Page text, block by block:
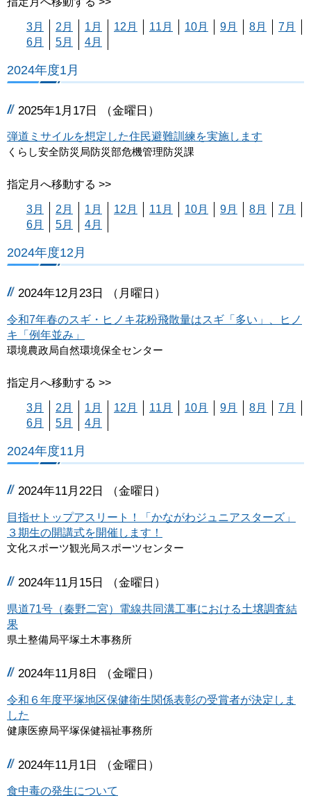
3月 2月 1月 12月 11月 10月 9月 8月
7月
6月
5月 4月
2024年度1月
2025年1月17日 （金曜日）
弾道ミサイルを想定した住民避難訓練を実施します
くらし安全防災局防災部危機管理防災課
指定月へ移動する >>
3月 2月 1月 12月 11月 10月 9月 8月
7月
6月
5月 4月
2024年度12月
2024年12月23日 （月曜日）
令和7年春のスギ・ヒノキ花粉飛散量はスギ「多い」、ヒノ
キ「例年並み」
環境農政局自然環境保全センター
指定月へ移動する >>
3月 2月 1月 12月 11月 10月 9月 8月
7月
6月
5月 4月
2024年度11月
2024年11月22日 （金曜日）
目指せトップアスリート！「かながわジュニアスターズ」
３期生の開講式を開催します！
文化スポーツ観光局スポーツセンター
2024年11月15日 （金曜日）
県道71号（秦野二宮）電線共同溝工事における土壌調査結
果
県土整備局平塚土木事務所
2024年11月8日 （金曜日）
令和６年度平塚地区保健衛生関係表彰の受賞者が決定しま
した
健康医療局平塚保健福祉事務所
2024年11月1日 （金曜日）
食中毒の発生について